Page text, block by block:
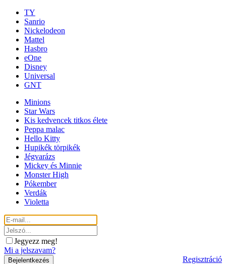
TY
Sanrio
Nickelodeon
Mattel
Hasbro
eOne
Disney
Universal
GNT
Minions
Star Wars
Kis kedvencek titkos élete
Peppa malac
Hello Kitty
Hupikék törpikék
Jégvarázs
Mickey és Minnie
Monster High
Pókember
Verdák
Violetta
Jegyezz meg!
Mi a jelszavam?
Regisztráció